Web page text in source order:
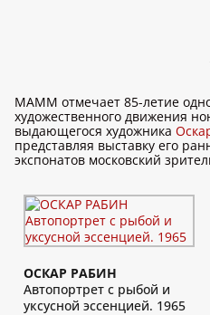
МАММ отмечает 85-летие
художественного движения
выдающегося художника
представляя выставку его
экспонатов московский
ОСКАР РАБИН
Автопортрет с рыбой и
уксусной эссенцией. 1965